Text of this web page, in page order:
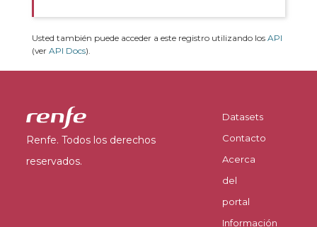
Usted también puede acceder a este registro utilizando los API
(ver API Docs).
Renfe. Todos los derechos
reservados.
Datasets
Contacto
Acerca
del
portal
Información